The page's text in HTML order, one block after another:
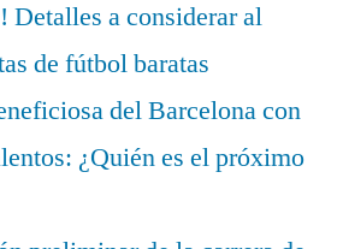
Detalles a considerar al
de fútbol baratas
del Barcelona con
¿Quién es el próximo